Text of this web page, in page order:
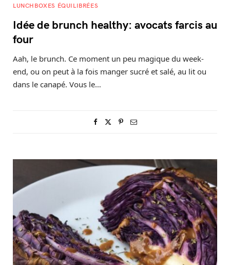
LUNCHBOXES ÉQUILIBRÉES
Idée de brunch healthy: avocats farcis au
four
Aah, le brunch. Ce moment un peu magique du week-
end, ou on peut à la fois manger sucré et salé, au lit ou
dans le canapé. Vous le…